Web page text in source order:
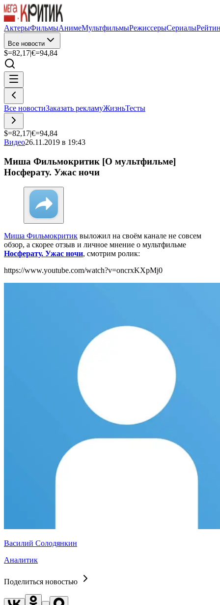
АктерыФильмыАнимеМультфильмыРежиссерыСериалы
Все новости
$=82,17|€=94,84
Все новостиЗаказать рекламуЖизньТесты
$=82,17|€=94,84
Видео26.11.2019 в 19:43
Миша Фильмокритик [О мультфильме]
Носферату. Ужас ночи
Миша Фильмокритик выложил на своём канале не совсем
обзор, а скорее отзыв и личное мнение о мультфильме
Носферату. Ужас ночи, смотрим ролик:
https://www.youtube.com/watch?v=oncrxKXpMj0
Василий Солодянкин
Аналитик
Поделиться новостью